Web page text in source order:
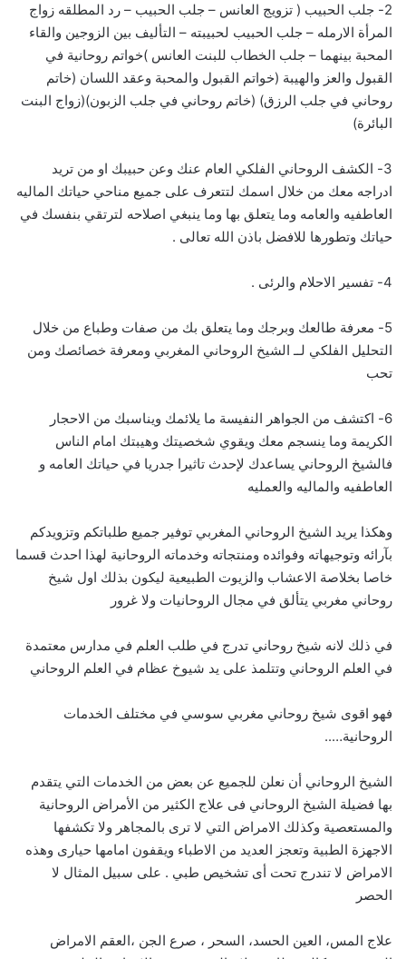
2- جلب الحبيب ( تزويج العانس – جلب الحبيب – رد المطلقه زواج
المرأة الارمله – جلب الحبيب لحبيبته – التأليف بين الزوجين والقاء
المحبة بينهما – جلب الخطاب للبنت العانس )خواتم روحانية في
القبول والعز والهيبة (خواتم القبول والمحبة وعقد اللسان (خاتم
روحاني في جلب الرزق) (خاتم روحاني في جلب الزبون)(زواج البنت
البائرة)
3- الكشف الروحاني الفلكي العام عنك وعن حبيبك او من تريد
ادراجه معك من خلال اسمك لتتعرف على جميع مناحي حياتك الماليه
العاطفيه والعامه وما يتعلق بها وما ينبغي اصلاحه لترتقي بنفسك في
حياتك وتطورها للافضل باذن الله تعالى .
4- تفسير الاحلام والرئى .
5- معرفة طالعك وبرجك وما يتعلق بك من صفات وطباع من خلال
التحليل الفلكي لــ الشيخ الروحاني المغربي ومعرفة خصائصك ومن
تحب
6- اكتشف من الجواهر النفيسة ما يلائمك ويناسبك من الاحجار
الكريمة وما ينسجم معك ويقوي شخصيتك وهيبتك امام الناس
فالشيخ الروحاني يساعدك لإحدث تاثيرا جدريا في حياتك العامه و
العاطفيه والماليه والعمليه
وهكذا يريد الشيخ الروحاني المغربي توفير جميع طلباتكم وتزويدكم
بآرائه وتوجيهاته وفوائده ومنتجاته وخدماته الروحانية لهذا احدث قسما
خاصا بخلاصة الاعشاب والزيوت الطبيعية ليكون بذلك اول شيخ
روحاني مغربي يتألق في مجال الروحانيات ولا غرور
في ذلك لانه شيخ روحاني تدرج في طلب العلم في مدارس معتمدة
في العلم الروحاني وتتلمذ على يد شيوخ عظام في العلم الروحاني
فهو اقوى شيخ روحاني مغربي سوسي في مختلف الخدمات
الروحانية…..
الشيخ الروحاني أن نعلن للجميع عن بعض من الخدمات التي يتقدم
بها فضيلة الشيخ الروحاني فى علاج الكثير من الأمراض الروحانية
والمستعصية وكذلك الامراض التي لا ترى بالمجاهر ولا تكشفها
الاجهزة الطبية وتعجز العديد من الاطباء ويقفون امامها حيارى وهذه
الامراض لا تندرج تحت أى تشخيص طبي . على سبيل المثال لا
الحصر
علاج المس، العين الحسد، السحر ، صرع الجن ،العقم الامراض